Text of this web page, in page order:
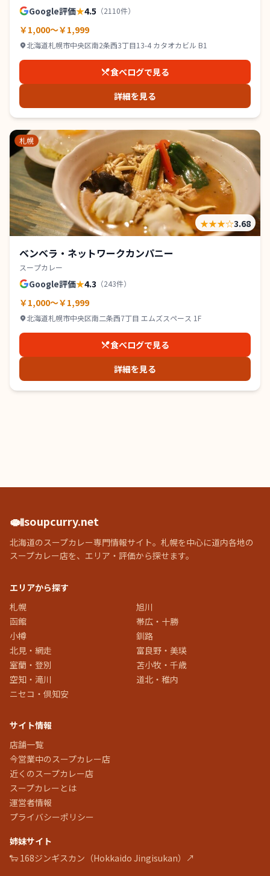
Google評価★4.5 （2110件）
￥1,000～￥1,999
北海道札幌市中央区南2条西3丁目13-4 カタオカビル B1
食べログで見る
詳細を見る
札幌
★★★☆3.68
ベンベラ・ネットワークカンパニー
スープカレー
Google評価★4.3 （243件）
￥1,000～￥1,999
北海道札幌市中央区南二条西7丁目 エムズスペース 1F
食べログで見る
詳細を見る
🍛soupcurry.net
北海道のスープカレー専門情報サイト。札幌を中心に道内各地の
スープカレー店を、エリア・評価から探せます。
エリアから探す
札幌
旭川
函館
帯広・十勝
小樽
釧路
北見・網走
富良野・美瑛
室蘭・登別
苫小牧・千歳
空知・滝川
道北・稚内
ニセコ・倶知安
サイト情報
店舗一覧
今営業中のスープカレー店
近くのスープカレー店
スープカレーとは
運営者情報
プライバシーポリシー
姉妹サイト
🐑 168ジンギスカン（Hokkaido Jingisukan）↗